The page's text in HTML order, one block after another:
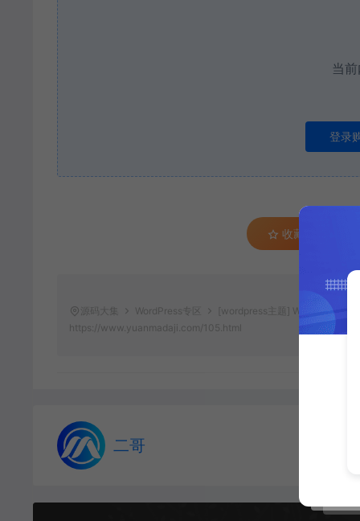
当
登录
收藏 (0)
源码大集 WordPress专区
[wordpress主题] WordPress动
https://www.yuanmadaji.com/105.html
二哥